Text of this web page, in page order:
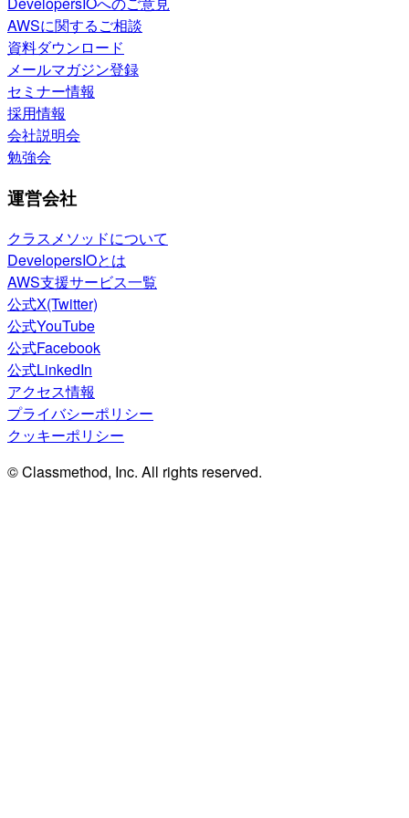
AWSに関するご相談
資料ダウンロード
メールマガジン登録
セミナー情報
採用情報
会社説明会
勉強会
運営会社
クラスメソッドについて
DevelopersIOとは
AWS支援サービス一覧
公式X(Twitter)
公式YouTube
公式Facebook
公式LinkedIn
アクセス情報
プライバシーポリシー
クッキーポリシー
© Classmethod, Inc. All rights reserved.